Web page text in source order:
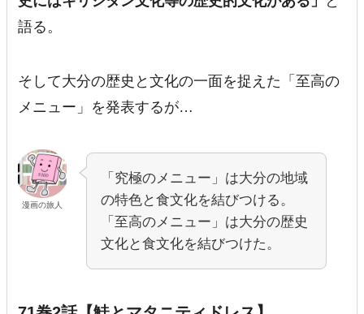
語る。
そして大分の歴史と文化の一面を捉えた「至高の
メニュー」を発表するが…
漫画の旅人
「究極のメニュー」は大分の地域
の特色と食文化を結びつける。
「至高のメニュー」は大分の歴史
文化と食文化を結びつけた。